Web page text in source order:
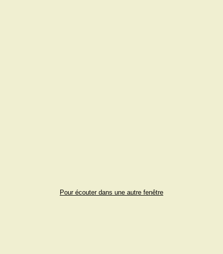
Pour écouter dans une autre fenêtre